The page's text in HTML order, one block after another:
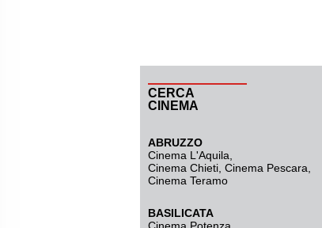
CERCA
CINEMA
ABRUZZO
Cinema L'Aquila
Cinema Chieti, Cinema Pescara,
Cinema Teramo
BASILICATA